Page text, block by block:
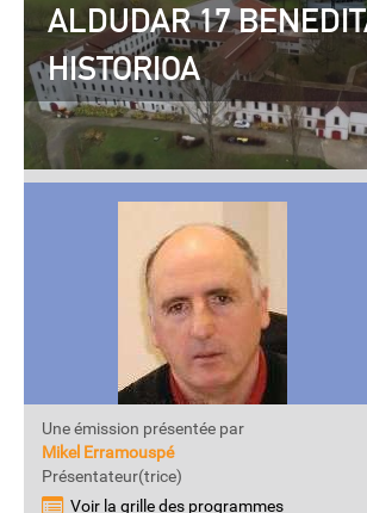
ALDUDAR 17
HISTORIOA
Une émission présentée par
Mikel Erramouspé
Présentateur(trice)
Voir la grille des programmes